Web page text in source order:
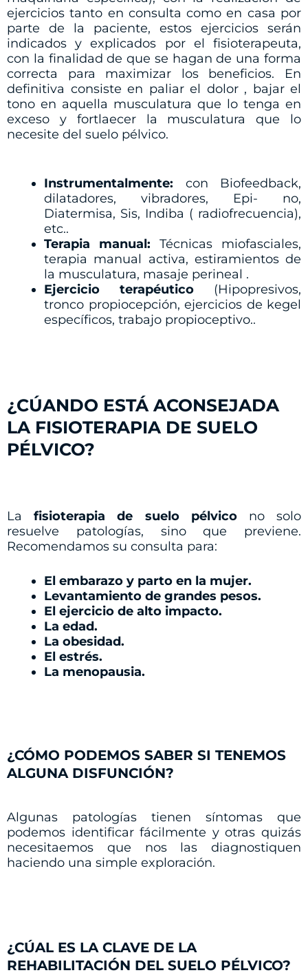
ejercicios tanto en consulta como en casa por
parte de la paciente, estos ejercicios serán
indicados y explicados por el fisioterapeuta,
con la finalidad de que se hagan de una forma
correcta para maximizar los beneficios. En
definitiva consiste en paliar el dolor , bajar el
tono en aquella musculatura que lo tenga en
exceso y fortlaecer la musculatura que lo
necesite del suelo pélvico.
Instrumentalmente: con Biofeedback,
dilatadores, vibradores, Epi- no,
Diatermisa, Sis, Indiba ( radiofrecuencia),
etc..
Terapia manual: Técnicas miofasciales,
terapia manual activa, estiramientos de
la musculatura, masaje perineal .
Ejercicio terapéutico (Hipopresivos,
tronco propiocepción, ejercicios de kegel
específicos, trabajo propioceptivo..
¿CÚANDO ESTÁ ACONSEJADA
LA FISIOTERAPIA DE SUELO
PÉLVICO?
Lafisioterapia de suelo pélvicono solo
resuelve patologías, sino que previene.
Recomendamos su consulta para:
El embarazo y parto en la mujer.
Levantamiento de grandes pesos.
El ejercicio de alto impacto.
La edad.
La obesidad.
El estrés.
La menopausia.
¿CÓMO PODEMOS SABER SI TENEMOS
ALGUNA DISFUNCIÓN?
Algunas patologías tienen síntomas que
podemos identificar fácilmente y otras quizás
necesitaemos que nos las diagnostiquen
haciendo una simple exploración.
¿CÚAL ES LA CLAVE DE LA
REHABILITACIÓN DEL SUELO PÉLVICO?